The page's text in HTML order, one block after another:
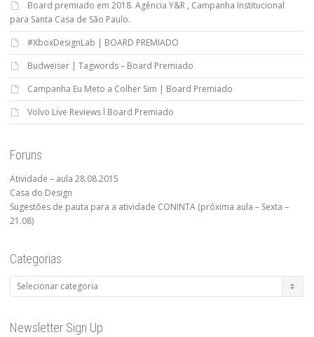
Board premiado em 2018. Agência Y&R , Campanha Institucional
para Santa Casa de São Paulo.
#XboxDesignLab | BOARD PREMIADO
Budweiser | Tagwords – Board Premiado
Campanha Eu Meto a Colher Sim | Board Premiado
Volvo Live Reviews l Board Premiado
Foruns
Atividade – aula 28.08.2015
Casa do Design
Sugestões de pauta para a atividade CONINTA (próxima aula – Sexta –
21.08)
Categorias
Categorias
Newsletter Sign Up